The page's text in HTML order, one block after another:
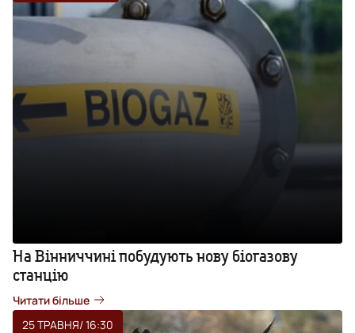
На Вінниччині побудують нову біогазову
станцію
Читати більше
25 ТРАВНЯ/ 16:30